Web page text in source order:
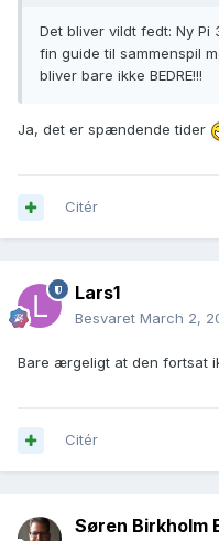
Det bliver vildt fedt: Ny Pi
fin guide til sammenspil
bliver bare ikke BEDRE!!!
Ja, det er spændende tider
Citér
Lars1
Besvaret March 2,
Bare ærgeligt at den fortsat
Citér
Søren Birkholm